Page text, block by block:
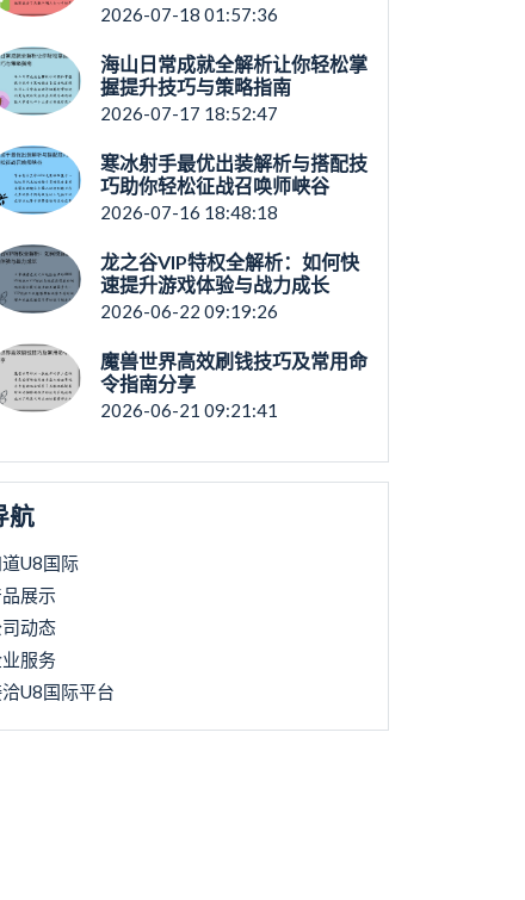
2026-07-18 01:57:36
海山日常成就全解析让你轻松掌
握提升技巧与策略指南
2026-07-17 18:52:47
寒冰射手最优出装解析与搭配技
巧助你轻松征战召唤师峡谷
2026-07-16 18:48:18
龙之谷VIP特权全解析：如何快
速提升游戏体验与战力成长
2026-06-22 09:19:26
魔兽世界高效刷钱技巧及常用命
令指南分享
2026-06-21 09:21:41
航
U8国际
展示
动态
服务
U8国际平台